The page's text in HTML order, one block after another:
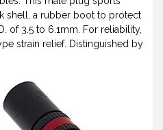
shell, a rubber boot to protect
of 3.5 to 6.1mm. For reliability,
strain relief. Distinguished by